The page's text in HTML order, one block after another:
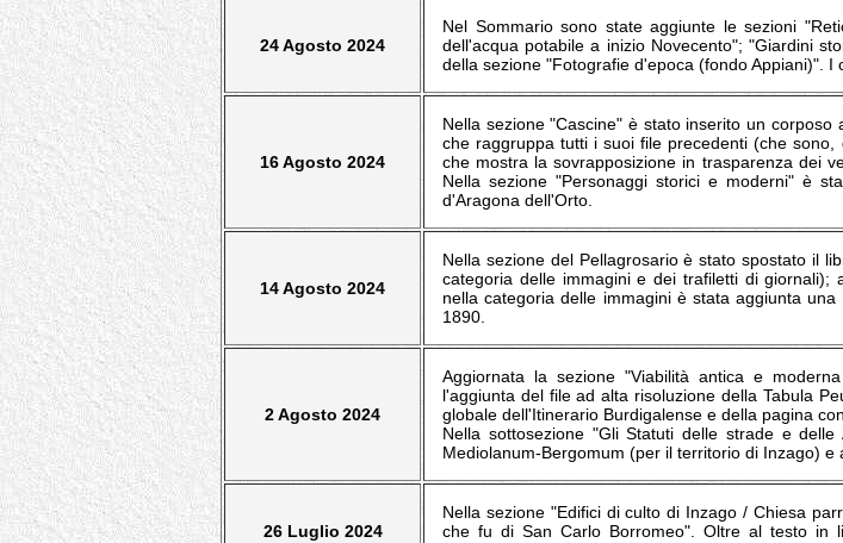
24 Agosto 2024
Nel Sommario sono state aggiunte le sezioni
dell'acqua potabile a inizio Novecento"; "Giardini
della sezione "Fotografie d'epoca (fondo Appiani)".
16 Agosto 2024
Nella sezione "Cascine" è stato inserito un
che raggruppa tutti i suoi file precedenti (che
che mostra la sovrapposizione in trasparenza dei
Nella sezione "Personaggi storici e moderni" è
d'Aragona dell'Orto.
14 Agosto 2024
Nella sezione del Pellagrosario è stato spostato il
categoria delle immagini e dei trafiletti di
nella categoria delle immagini è stata aggiunta
1890.
2 Agosto 2024
Aggiornata la sezione "Viabilità antica e
l'aggiunta del file ad alta risoluzione della Tabula
globale dell'Itinerario Burdigalense e della pagina
Nella sottosezione "Gli Statuti delle strade e
Mediolanum-Bergomum (per il territorio di Inzago)
26 Luglio 2024
Nella sezione "Edifici di culto di Inzago / Chiesa
che fu di San Carlo Borromeo". Oltre al testo in